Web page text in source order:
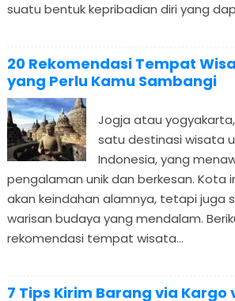
suatu bentuk kepribadian diri yang
20 Rekomendasi Tempat
yang Perlu Kamu Sambangi
Jogja atau
satu destinasi wisata
Indonesia, yang
pengalaman unik dan berkesan. Kota
akan keindahan alamnya, tetapi juga
warisan budaya yang mendalam.
rekomendasi tempat wisata...
7 Tips Kirim Barang via Kargo